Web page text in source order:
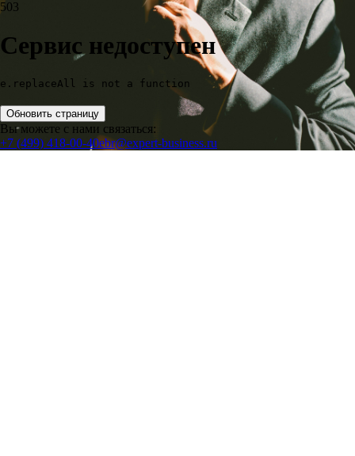
503
Сервис недоступен
e.replaceAll is not a function
Обновить страницу
Вы можете с нами связаться:
+7 (499) 418-00-40ebr@expert-business.ru